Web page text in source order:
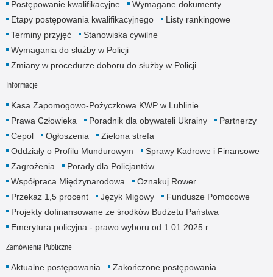
Postępowanie kwalifikacyjne
Wymagane dokumenty
Etapy postępowania kwalifikacyjnego
Listy rankingowe
Terminy przyjęć
Stanowiska cywilne
Wymagania do służby w Policji
Zmiany w procedurze doboru do służby w Policji
Informacje
Kasa Zapomogowo-Pożyczkowa KWP w Lublinie
Prawa Człowieka
Poradnik dla obywateli Ukrainy
Partnerzy
Cepol
Ogłoszenia
Zielona strefa
Oddziały o Profilu Mundurowym
Sprawy Kadrowe i Finansowe
Zagrożenia
Porady dla Policjantów
Współpraca Międzynarodowa
Oznakuj Rower
Przekaż 1,5 procent
Język Migowy
Fundusze Pomocowe
Projekty dofinansowane ze środków Budżetu Państwa
Emerytura policyjna - prawo wyboru od 1.01.2025 r.
Zamówienia Publiczne
Aktualne postępowania
Zakończone postępowania